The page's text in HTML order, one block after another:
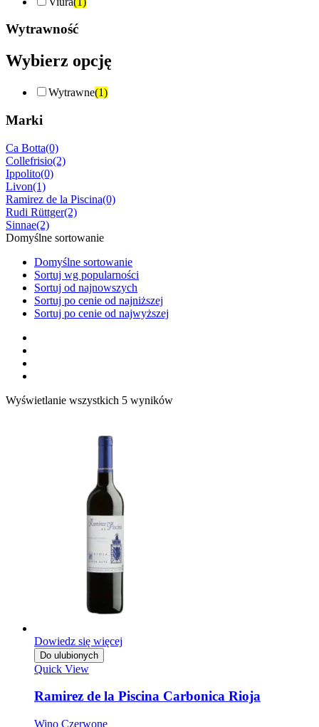
Wytrawność
Wybierz opcję
Wytrawne(1)
Marki
Ca Botta(0)
Collefrisio(2)
Ippolito(0)
Livon(1)
Ramirez de la Piscina(0)
Rudi Rüttger(2)
Sinnae(2)
Domyślne sortowanie
Domyślne sortowanie
Sortuj wg popularności
Sortuj od najnowszych
Sortuj po cenie od najniższej
Sortuj po cenie od najwyższej
Wyświetlanie wszystkich 5 wyników
Dowiedz się więcej
Do ulubionych
Quick View
Ramirez de la Piscina Carbonica Rioja
Wino Czerwone